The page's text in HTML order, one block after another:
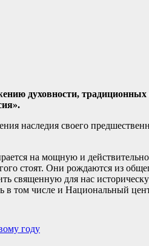
духовности, традиционных
наследия своего
на мощную и
стоят. Они рождаются из
священную для нас
том числе и Национальный
году